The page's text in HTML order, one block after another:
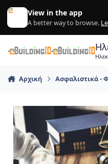
Skip to content
View in the app
A better way to browse.
Αρχική Ασφαλιστικά -